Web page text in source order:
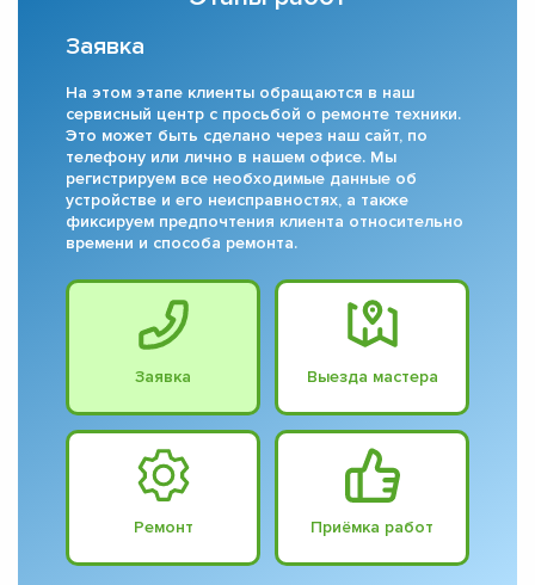
Заявка
На этом этапе клиенты обращаются в наш
сервисный центр с просьбой о ремонте техники.
Это может быть сделано через наш сайт, по
телефону или лично в нашем офисе. Мы
регистрируем все необходимые данные об
устройстве и его неисправностях, а также
фиксируем предпочтения клиента относительно
времени и способа ремонта.
Заявка Выезда мастера
Ремонт Приёмка работ